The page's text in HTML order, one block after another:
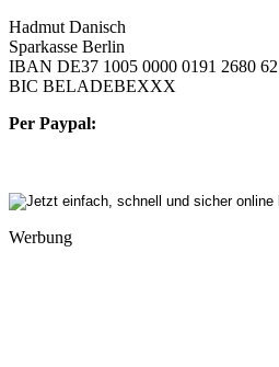
Hadmut Danisch
Sparkasse Berlin
IBAN DE37 1005 0000 0191 2680 62
BIC BELADEBEXXX
Per Paypal:
Werbung